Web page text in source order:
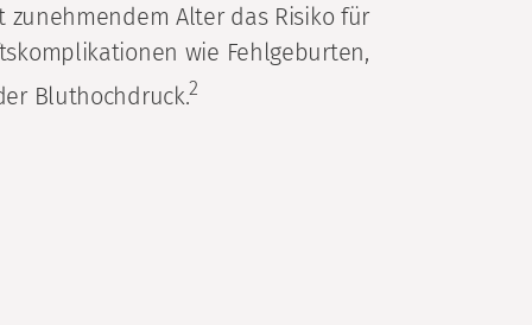
zunehmendem Alter das Risiko für
wie Fehlgeburten,
Bluthochdruck.2